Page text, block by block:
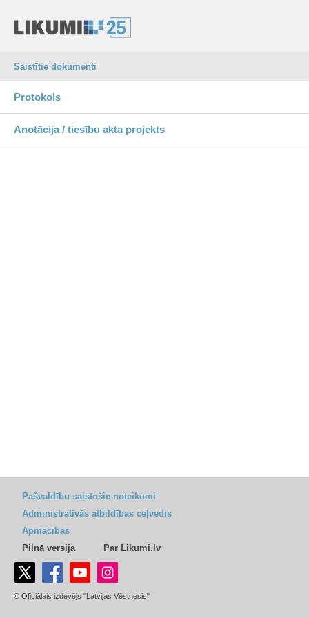
Saistītie dokumenti
Protokols
Anotācija / tiesību akta projekts
Pašvaldību saistošie noteikumi
Administratīvās atbildības ceļvedis
Apmācības
Pilnā versija
Par Likumi.lv
© Oficiālais izdevējs "Latvijas Vēstnesis"